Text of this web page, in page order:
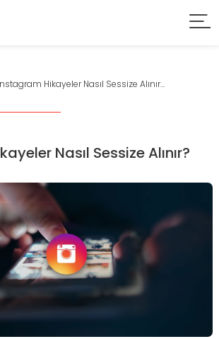
Hikayeler Nasıl Sessize Alınır...
Nasıl Sessize Alınır?